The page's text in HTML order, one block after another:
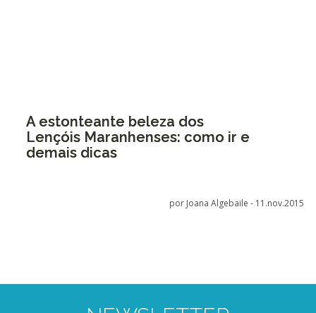
A estonteante beleza dos
Lençóis Maranhenses: como ir e
demais dicas
por Joana Algebaile - 11.nov.2015